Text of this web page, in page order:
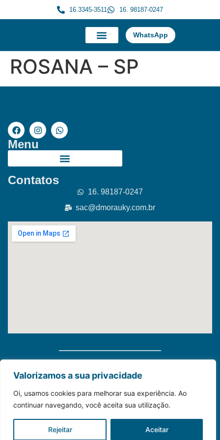
Valorizamos a sua privacidade
Oi, usamos cookies para melhorar sua experiência. Ao
continuar navegando, você aceita sua utilização.
Rejeitar Aceitar
16.3345-3511 16. 98187-0247
WhatsApp
ROSANA – SP
Menu
Contatos
16. 98187-0247
sac@dmorauky.com.br
Distribuidora Morauky 2025. Todos Os Direitos